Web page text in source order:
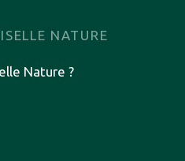
NATURE
Nature ?